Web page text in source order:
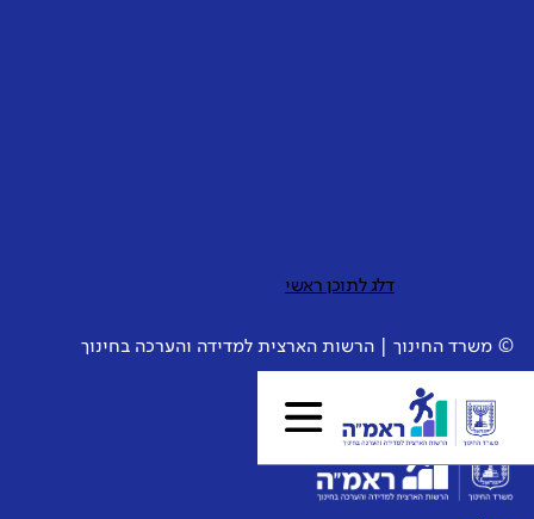
© משרד החינוך | הרשות הארצית למדידה והערכה בחינוך
דלג לתוכן ראשי